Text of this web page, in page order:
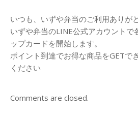
いつも、いずや弁当のご利用ありが
いずや弁当のLINE公式アカウントで
ップカードを開始します。
ポイント到達でお得な商品をGETで
ください
Comments are closed.